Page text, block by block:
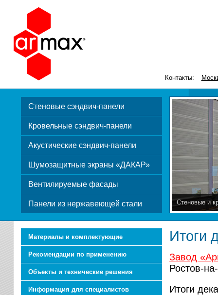
Контакты:
Стеновые сэндвич-панели
Кровельные сэндвич-панели
Акустические сэндвич-панели
Шумозащитные экраны «ДАКАР»
Вентилируемые фасады
Панели из нержавеющей стали Стеновые и
Материалы и комплектующие
Рекомендации по применению
Объекты и технические решения
Информация для специалистов
Итоги
Завод
Ростов-
Итоги